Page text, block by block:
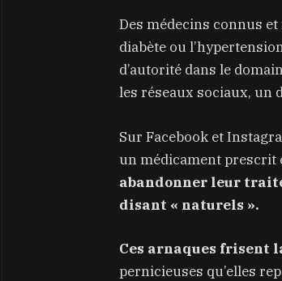
Des médecins connus
diabète ou
d’autorité dans le
les réseaux sociaux, un
Sur Facebook et
un médicament prescrit
abandonner leur
disant « naturels ».
Ces arnaques frisent
pernicieuses qu’elles